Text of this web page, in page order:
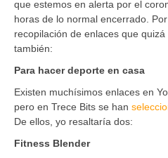
que estemos en alerta por el
horas de lo normal encerrado.
recopilación de enlaces que
también:
Para hacer deporte en casa
Existen muchísimos enlaces en
pero en Trece Bits se han
De ellos, yo resaltaría dos:
Fitness Blender